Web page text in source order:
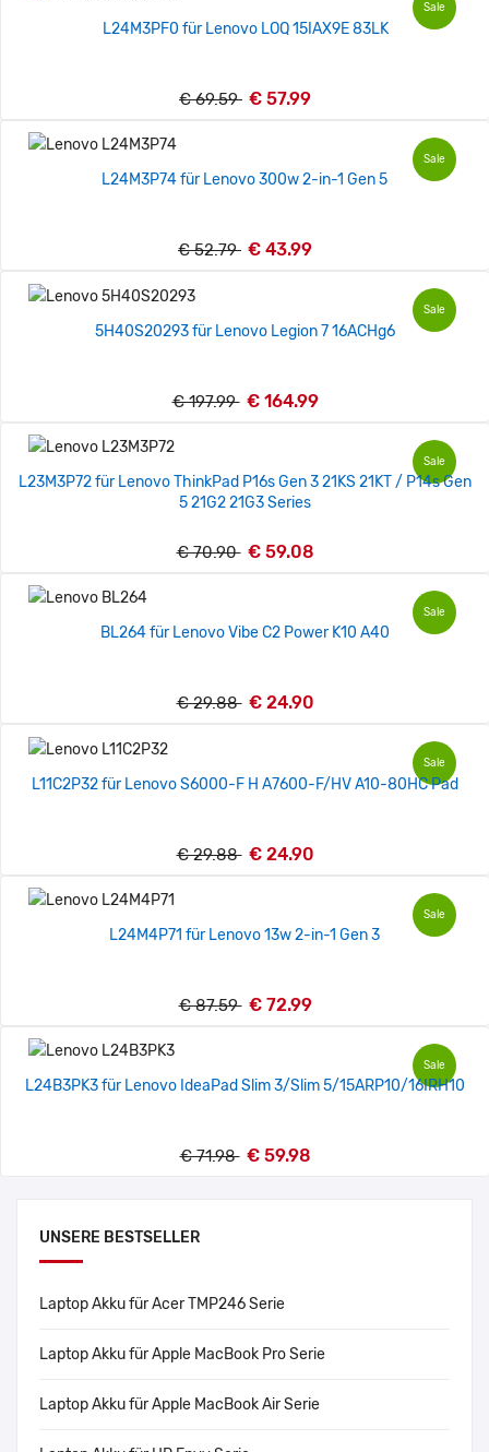
UNSERE BESTSELLER
Laptop Akku für Acer TMP246 Serie
Laptop Akku für Apple MacBook Pro Serie
Laptop Akku für Apple MacBook Air Serie
Sale
L24M3PF0 für Lenovo LOQ 15IAX9E 83LK
€ 69.59 € 57.99
Sale
L24M3P74 für Lenovo 300w 2-in-1 Gen 5
€ 52.79 € 43.99
Sale
5H40S20293 für Lenovo Legion 7 16ACHg6
€ 197.99 € 164.99
Sale
L23M3P72 für Lenovo ThinkPad P16s Gen 3 21KS 21KT / P14s Gen
5 21G2 21G3 Series
€ 70.90 € 59.08
Sale
BL264 für Lenovo Vibe C2 Power K10 A40
€ 29.88 € 24.90
Sale
L11C2P32 für Lenovo S6000-F H A7600-F/HV A10-80HC Pad
€ 29.88 € 24.90
Sale
L24M4P71 für Lenovo 13w 2-in-1 Gen 3
€ 87.59 € 72.99
Sale
L24B3PK3 für Lenovo IdeaPad Slim 3/Slim 5/15ARP10/16IRH10
€ 71.98 € 59.98